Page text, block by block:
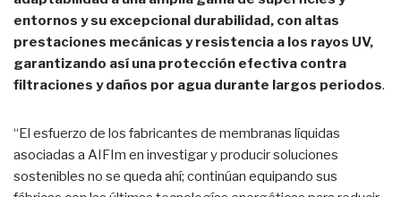
entornos y su excepcional durabilidad, con altas
prestaciones mecánicas y resistencia a los rayos UV,
garantizando así una protección efectiva contra
filtraciones y daños por agua durante largos periodos.
“El esfuerzo de los fabricantes de membranas líquidas
asociadas a AIFIm en investigar y producir soluciones
sostenibles no se queda ahí; continúan equipando sus